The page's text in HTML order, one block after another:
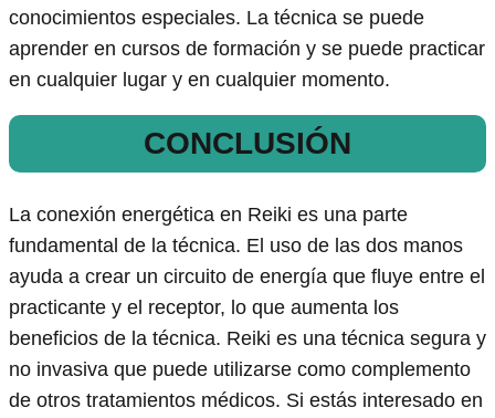
conocimientos especiales. La técnica se puede
aprender en cursos de formación y se puede practicar
en cualquier lugar y en cualquier momento.
CONCLUSIÓN
La conexión energética en Reiki es una parte
fundamental de la técnica. El uso de las dos manos
ayuda a crear un circuito de energía que fluye entre el
practicante y el receptor, lo que aumenta los
beneficios de la técnica. Reiki es una técnica segura y
no invasiva que puede utilizarse como complemento
de otros tratamientos médicos. Si estás interesado en